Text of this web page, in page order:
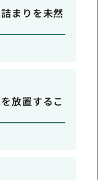
まりを未然
放置するこ